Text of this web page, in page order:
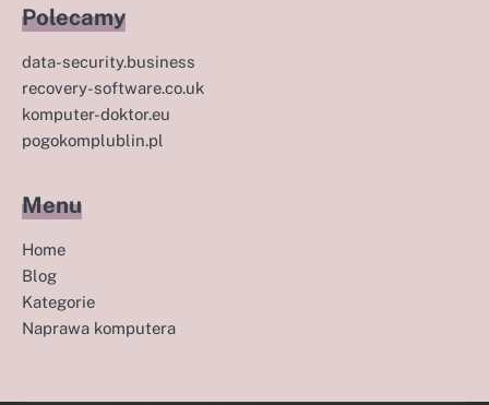
Polecamy
data-security.business
recovery-software.co.uk
komputer-doktor.eu
pogokomplublin.pl
Menu
Home
Blog
Kategorie
Naprawa komputera